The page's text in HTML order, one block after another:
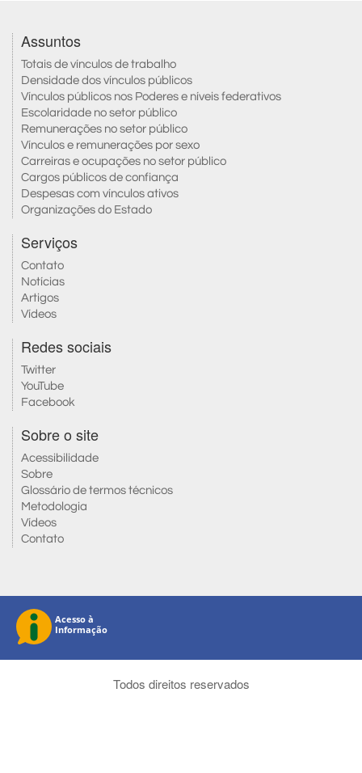
Assuntos
Totais de vínculos de trabalho
Densidade dos vínculos públicos
Vínculos públicos nos Poderes e níveis federativos
Escolaridade no setor público
Remunerações no setor público
Vínculos e remunerações por sexo
Carreiras e ocupações no setor público
Cargos públicos de confiança
Despesas com vínculos ativos
Organizações do Estado
Serviços
Contato
Notícias
Artigos
Vídeos
Redes sociais
Twitter
YouTube
Facebook
Sobre o site
Acessibilidade
Sobre
Glossário de termos técnicos
Metodologia
Vídeos
Contato
Todos direitos reservados